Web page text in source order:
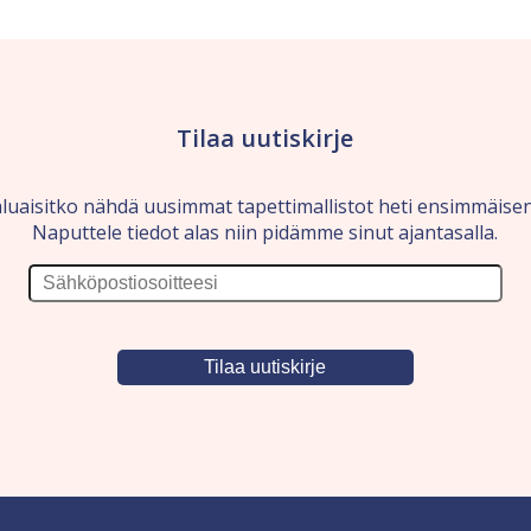
Tilaa uutiskirje
nähdä uusimmat tapettimallistot heti
Naputtele tiedot alas niin pidämme sinut ajantasalla.